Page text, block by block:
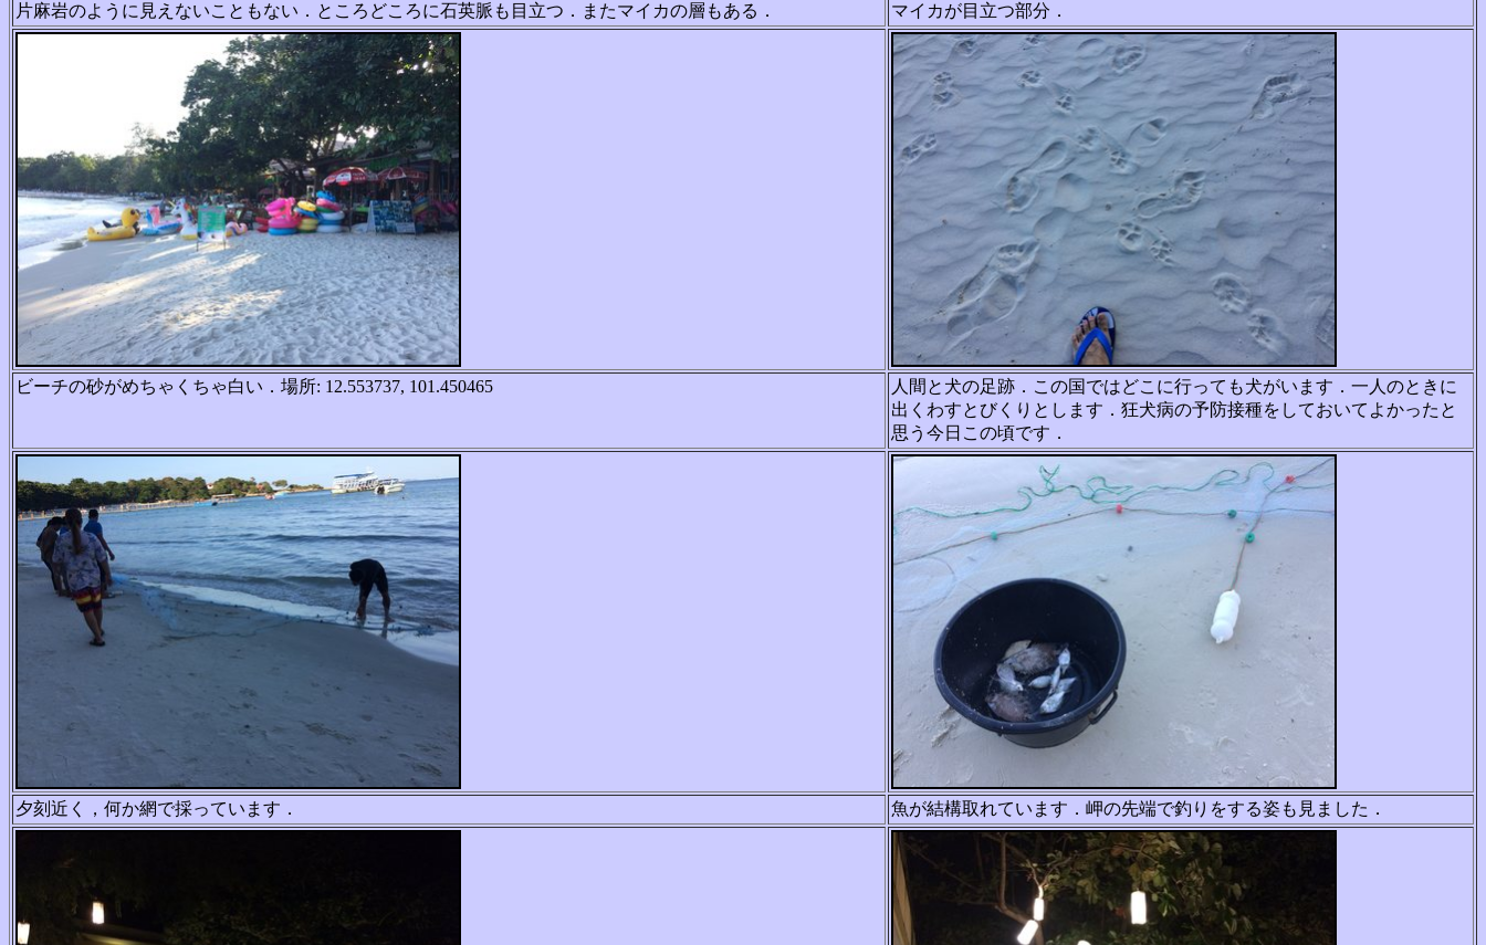
片麻岩のように見えないこともない．ところどころに石英脈も目立つ．またマイカの層もある． マイカが目立つ部分．
ビーチの砂がめちゃくちゃ白い． 場所: 12.553737, 101.450465 人間と犬の足跡．この国ではどこに行っても犬がいます． 一人のときに
出くわすとびくりとします．狂犬病の予防接種をしておいてよかったと
思う今日この頃です．
夕刻近く，何か網で採っています． 魚が結構取れています．岬の先端で釣りをする姿も見ました．